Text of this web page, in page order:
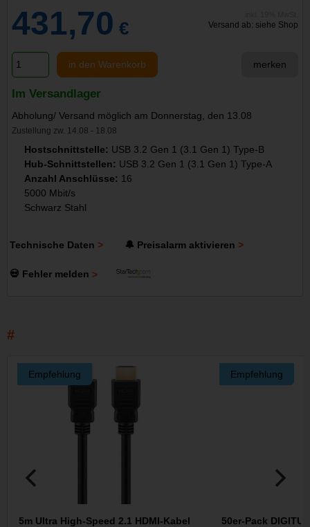
431,70 € Versand ab: siehe Shop
in den Warenkorb merken
Im Versandlager
Abholung/ Versand möglich am Donnerstag, den 13.08
Zustellung zw. 14.08 - 18.08
Hostschnittstelle: USB 3.2 Gen 1 (3.1 Gen 1) Type-B
Hub-Schnittstellen: USB 3.2 Gen 1 (3.1 Gen 1) Type-A
Anzahl Anschlüsse: 16
5000 Mbit/s
Schwarz Stahl
Technische Daten 🔔 Preisalarm aktivieren
💀 Fehler melden
Empfehlung
5m Ultra High-Speed 2.1 HDMI-Kabel
Empfehlung
50er-Pack